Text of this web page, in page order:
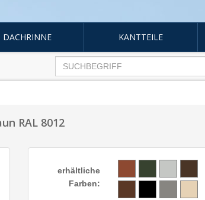
DACHRINNE KANTTEILE
RAL 8012
erhältliche
Farben: